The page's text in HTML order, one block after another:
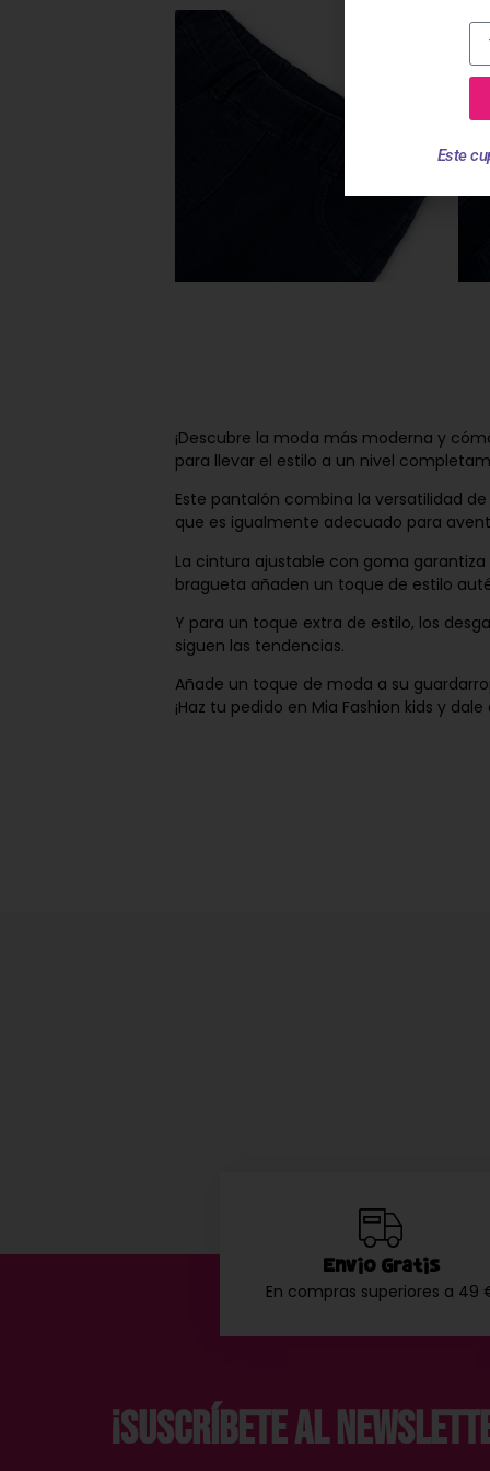
¡Descubre la moda más moderna y
para llevar el estilo a un nivel
Este pantalón combina la versatilidad
que es igualmente adecuado para
La cintura ajustable con goma
bragueta añaden un toque de estilo
Y para un toque extra de estilo, los
siguen las tendencias.
Añade un toque de moda a su
¡Haz tu pedido en Mia Fashion kids y
Envío Gratis
En compras superiores a 49
¡Suscríbete al
Este